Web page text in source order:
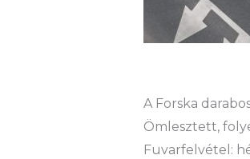
A Forska
Ömlesztett,
Fuvarfelvétel: